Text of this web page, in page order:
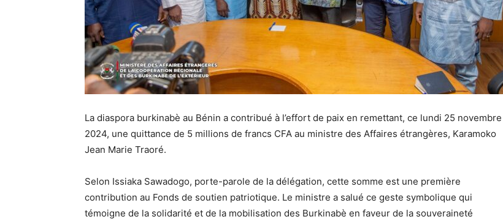
La diaspora burkinabè au Bénin a contribué à l’effort de paix en remettant, ce lundi 25 novembre
2024, une quittance de 5 millions de francs CFA au ministre des Affaires étrangères, Karamoko
Jean Marie Traoré.
Selon Issiaka Sawadogo, porte-parole de la délégation, cette somme est une première
contribution au Fonds de soutien patriotique. Le ministre a salué ce geste symbolique qui
témoigne de la solidarité et de la mobilisation des Burkinabè en faveur de la souveraineté